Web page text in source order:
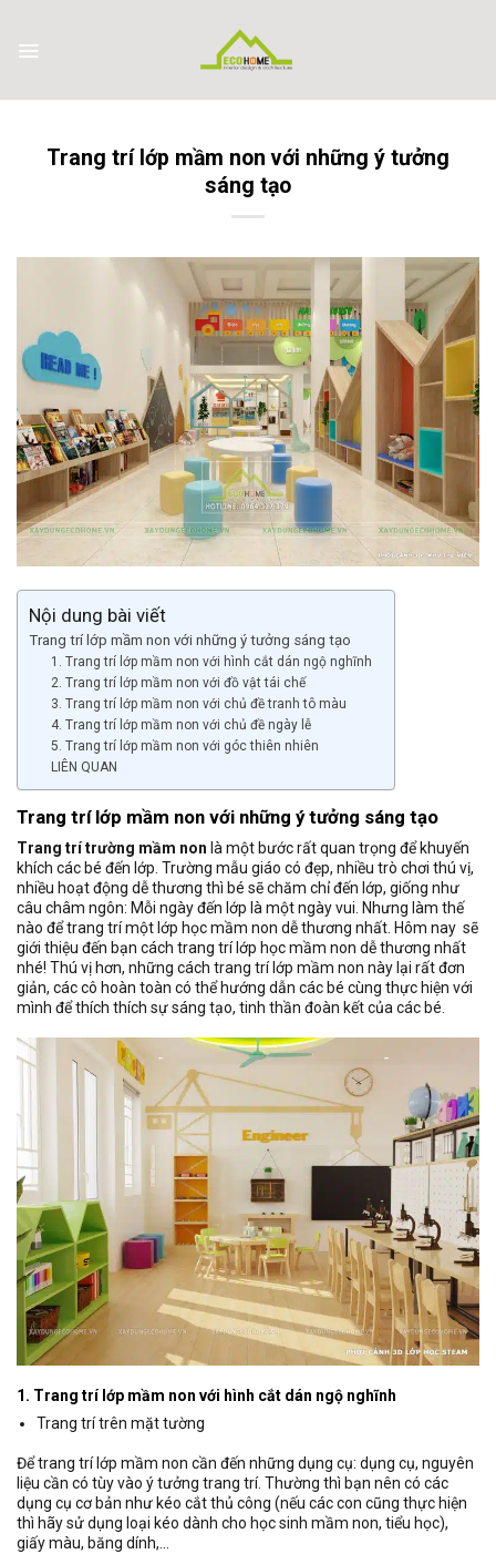
content
Trang trí lớp mầm non với những ý tưởng
sáng tạo
Nội dung bài viết
Trang trí lớp mầm non với những ý tưởng sáng tạo
1. Trang trí lớp mầm non với hình cắt dán ngộ nghĩnh
2. Trang trí lớp mầm non với đồ vật tái chế
3. Trang trí lớp mầm non với chủ đề tranh tô màu
4. Trang trí lớp mầm non với chủ đề ngày lễ
5. Trang trí lớp mầm non với góc thiên nhiên
LIÊN QUAN
Trang trí lớp mầm non với những ý tưởng sáng tạo
Trang trí trường mầm non là một bước rất quan trọng để khuyến
khích các bé đến lớp. Trường mẫu giáo có đẹp, nhiều trò chơi thú vị,
nhiều hoạt động dễ thương thì bé sẽ chăm chỉ đến lớp, giống như
câu châm ngôn: Mỗi ngày đến lớp là một ngày vui. Nhưng làm thế
nào để trang trí một lớp học mầm non dễ thương nhất. Hôm nay sẽ
giới thiệu đến bạn cách trang trí lớp học mầm non dễ thương nhất
nhé! Thú vị hơn, những cách trang trí lớp mầm non này lại rất đơn
giản, các cô hoàn toàn có thể hướng dẫn các bé cùng thực hiện với
mình để thích thích sự sáng tạo, tinh thần đoàn kết của các bé.
1. Trang trí lớp mầm non với hình cắt dán ngộ nghĩnh
Trang trí trên mặt tường
Để trang trí lớp mầm non cần đến những dụng cụ: dụng cụ, nguyên
liệu cần có tùy vào ý tưởng trang trí. Thường thì bạn nên có các
dụng cụ cơ bản như kéo cắt thủ công (nếu các con cũng thực hiện
thì hãy sử dụng loại kéo dành cho học sinh mầm non, tiểu học),
giấy màu, băng dính,…